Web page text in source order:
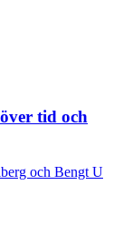
tid och
och Bengt U